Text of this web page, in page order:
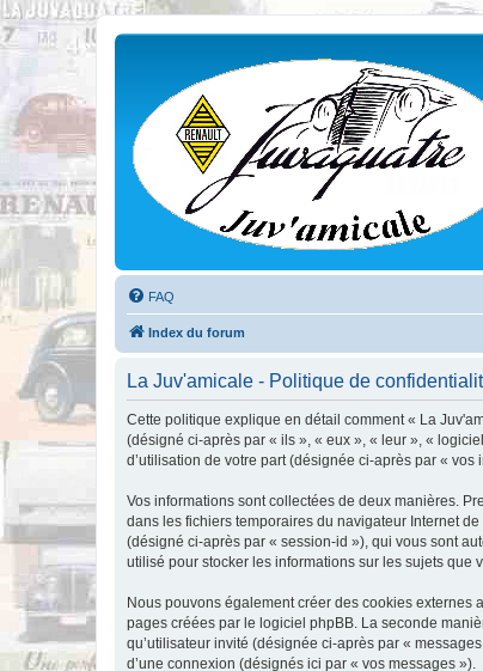
FAQ
Index du forum
La Juv'amicale - Politique de
Cette politique explique en détail comment « La
(désigné ci-après par « ils », « eux », « leur », «
d’utilisation de votre part (désignée ci-après par « vos
Vos informations sont collectées de deux manières.
dans les fichiers temporaires du navigateur Internet
(désigné ci-après par « session-id »), qui vous sont
utilisé pour stocker les informations sur les sujets que
Nous pouvons également créer des cookies
pages créées par le logiciel phpBB. La seconde
qu’utilisateur invité (désignée ci-après par «
d’une connexion (désignés ici par « vos messages »).